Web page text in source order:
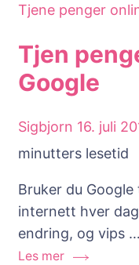
Tjene penger
Tjen
Google
Sigbjorn 16. juli
minutters lesetid
Bruker du
internett hver
endring, og vips …
Les mer